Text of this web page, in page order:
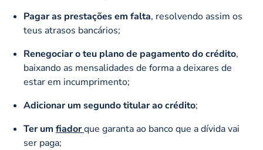
Pagar as prestações em falta, resolvendo assim os
teus atrasos bancários;
Renegociar o teu plano de pagamento do crédito,
baixando as mensalidades de forma a deixares de
estar em incumprimento;
Adicionar um segundo titular ao crédito;
Ter um fiadorque garanta ao banco que a dívida vai
ser paga;